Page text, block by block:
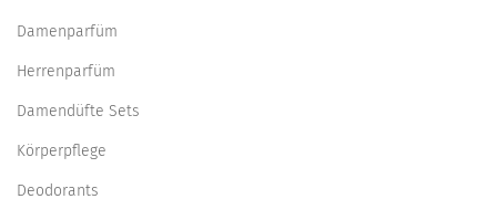
Damenparfüm
Herrenparfüm
Damendüfte Sets
Körperpflege
Deodorants